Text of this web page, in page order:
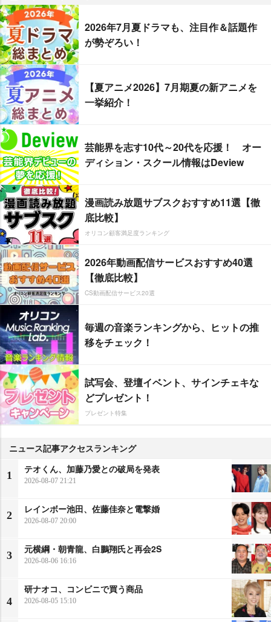
2026年7月夏ドラマも、注目作＆話題作
が勢ぞろい！
【夏アニメ2026】7月期夏の新アニメを
一挙紹介！
芸能界を志す10代～20代を応援！ オー
ディション・スクール情報はDeview
漫画読み放題サブスクおすすめ11選【徹
底比較】
オリコン顧客満足度ランキング
2026年動画配信サービスおすすめ40選
【徹底比較】
CS動画配信サービス20選
毎週の音楽ランキングから、ヒットの推
移をチェック！
試写会、登壇イベント、サインチェキな
どプレゼント！
プレゼント特集
ニュース記事アクセスランキング
1
テオくん、加藤乃愛との破局を発表
2026-08-07 21:21
2
レインボー池田、佐藤佳奈と電撃婚
2026-08-07 20:00
3
元横綱・朝青龍、白鵬翔氏と再会2S
2026-08-06 16:16
4
研ナオコ、コンビニで買う商品
2026-08-05 15:10